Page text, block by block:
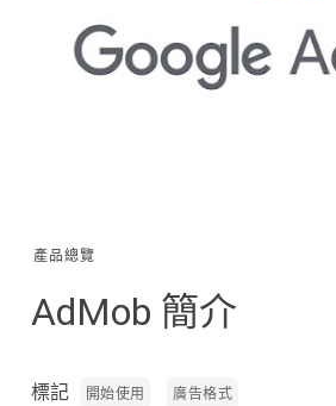
產品總覽
AdMob 簡介
標記 開始使用 廣告格式